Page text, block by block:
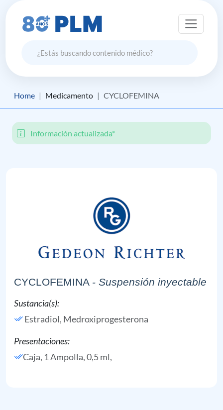
Home Medicamento CYCLOFEMINA
Información actualizada*
CYCLOFEMINA - Suspensión inyectable
Sustancia(s):
Estradiol, Medroxiprogesterona
Presentaciones:
Caja, 1 Ampolla, 0,5 ml,